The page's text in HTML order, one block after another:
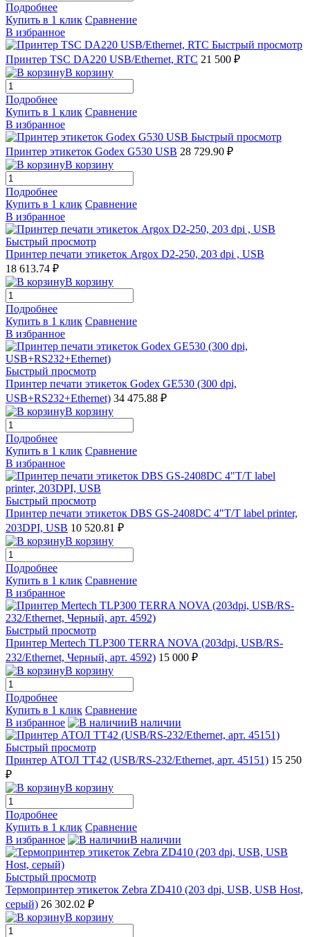
Подробнее
Купить в 1 клик Сравнение
В избранное
Быстрый просмотр
Принтер TSC DA220 USB/Ethernet, RTC 21 500 ₽
В корзину
Подробнее
Купить в 1 клик Сравнение
В избранное
Быстрый просмотр
Принтер этикеток Godex G530 USB 28 729.90 ₽
В корзину
Подробнее
Купить в 1 клик Сравнение
В избранное
Быстрый просмотр
Принтер печати этикеток Argox D2-250, 203 dpi , USB
18 613.74 ₽
В корзину
Подробнее
Купить в 1 клик Сравнение
В избранное
Быстрый просмотр
Принтер печати этикеток Godex GE530 (300 dpi,
USB+RS232+Ethernet) 34 475.88 ₽
В корзину
Подробнее
Купить в 1 клик Сравнение
В избранное
Быстрый просмотр
Принтер печати этикеток DBS GS-2408DC 4"T/T label printer,
203DPI, USB 10 520.81 ₽
В корзину
Подробнее
Купить в 1 клик Сравнение
В избранное
Быстрый просмотр
Принтер Mertech TLP300 TERRA NOVA (203dpi, USB/RS-
232/Ethernet, Черный, арт. 4592) 15 000 ₽
В корзину
Подробнее
Купить в 1 клик Сравнение
В избранное
В наличии
Быстрый просмотр
Принтер АТОЛ ТТ42 (USB/RS-232/Ethernet, арт. 45151) 15 250
₽
В корзину
Подробнее
Купить в 1 клик Сравнение
В избранное
В наличии
Быстрый просмотр
Термопринтер этикеток Zebra ZD410 (203 dpi, USB, USB Host,
серый) 26 302.02 ₽
В корзину